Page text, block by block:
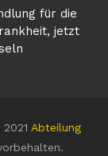
für die
jetzt
Abteilung